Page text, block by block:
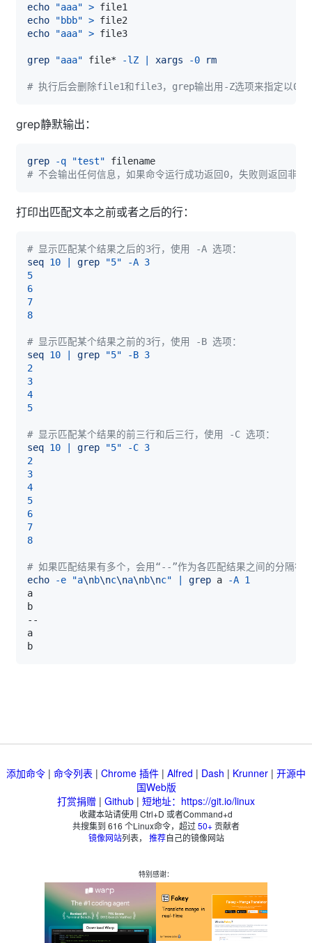
echo
"aaa" >
echo
"bbb" >
echo
"aaa" >
grep "aaa" file* -lZ xargs -0 rm
# 执行后会删除file1和file3，grep输出用-Z选项来指定以0值
grep静默输出：
grep -q "test"
# 不会输出任何信息，如果命令运行成功返回0，失败则返回非0
打印出匹配文本之前或者之后的行：
# 显示匹配某个结果之后的3行，使用 -A 选项：
seq 10 grep "5" -A 3
5
6
7
8
# 显示匹配某个结果之前的3行，使用 -B 选项：
seq 10 grep "5" -B 3
2
3
4
5
# 显示匹配某个结果的前三行和后三行，使用 -C 选项：
seq 10 grep "5" -C 3
2
3
4
5
6
7
8
# 如果匹配结果有多个，会用“--”作为各匹配结果之间的分隔符
echo
-e "a\nb\nc\na\nb\nc" grep a -A 1
添加命令 | 命令列表 | Chrome 插件 | Alfred | Dash | Krunner | 开源中
国Web版
打赏捐赠 | Github | 短地址：https://git.io/linux
收藏本站请使用 Ctrl+D 或者Command+d
共搜集到 616 个Linux命令，超过50+贡献者
镜像网站列表， 推荐自己的镜像网站
特别感谢：